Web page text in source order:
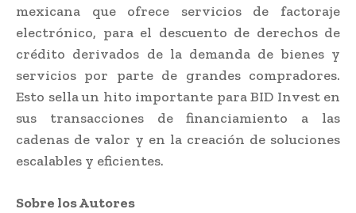
mexicana que ofrece servicios de factoraje
electrónico, para el descuento de derechos de
crédito derivados de la demanda de bienes y
servicios por parte de grandes compradores.
Esto sella un hito importante para BID Invest en
sus transacciones de financiamiento a las
cadenas de valor y en la creación de soluciones
escalables y eficientes.
Sobre los Autores